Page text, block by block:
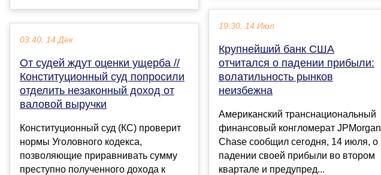
03:40, 14 Дек
От судей ждут оценки ущерба //
Конституционный суд попросили
отделить незаконный доход от
валовой выручки
Конституционный суд (КС) проверит
нормы Уголовного кодекса,
позволяющие приравнивать сумму
преступно полученного дохода к
19:30, 14 Июл
Крупнейший банк США
отчитался о падении прибыли:
волатильность рынков
неизбежна
Американский транснациональный
финансовый конгломерат JPMorgan
Chase сообщил сегодня, 14 июля, о
падении своей прибыли во втором
квартале и предупред...